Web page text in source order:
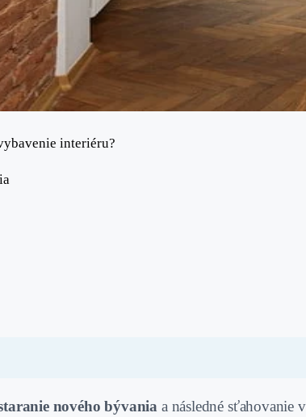
interiéru?
nového bývania a následné sťahovanie